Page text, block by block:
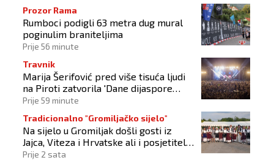
Prozor Rama
Rumboci podigli 63 metra dug mural
poginulim braniteljima
Prije 56 minute
Travnik
Marija Šerifović pred više tisuća ljudi
na Piroti zatvorila 'Dane dijaspore
2026'
Prije 59 minute
Tradicionalno "Gromiljačko sijelo"
Na sijelo u Gromiljak došli gosti iz
Jajca, Viteza i Hrvatske ali i posjetitelji
od Austrije do Australije
Prije 2 sata